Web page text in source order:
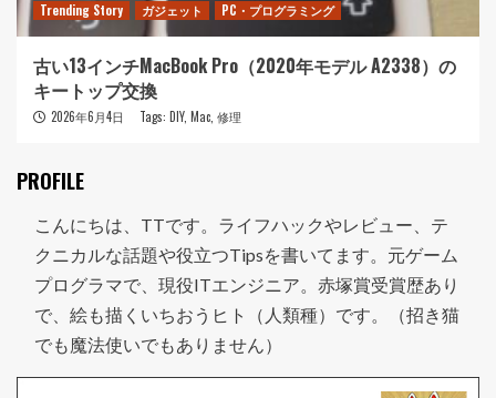
Trending Story ガジェット PC・プログラミング
古い13インチMacBook Pro（2020年モデル A2338）の
キートップ交換
2026年6月4日 Tags: DIY, Mac 修理
PROFILE
こんにちは、TTです。ライフハックやレビュー、テ
クニカルな話題や役立つTipsを書いてます。元ゲーム
プログラマで、現役ITエンジニア。赤塚賞受賞歴あり
で、絵も描くいちおうヒト（人類種）です。（招き猫
でも魔法使いでもありません）